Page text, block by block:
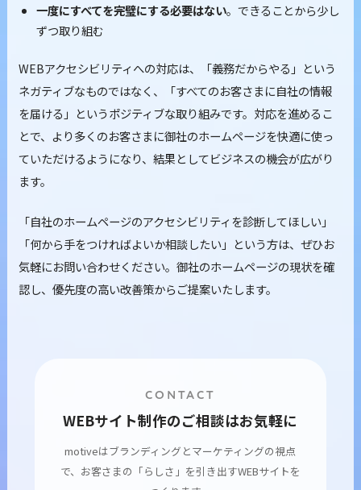
一度にすべてを完璧にする必要はない。できることから少し
ずつ取り組む
WEBアクセシビリティへの対応は、「義務だからやる」という
ネガティブなものではなく、「すべてのお客さまに自社の情報
を届ける」というポジティブな取り組みです。対応を進めるこ
とで、より多くのお客さまに御社のホームページを快適に使っ
ていただけるようになり、結果としてビジネスの機会が広がり
ます。
「自社のホームページのアクセシビリティを診断してほしい」
「何から手をつければよいか相談したい」という方は、ぜひお
気軽にお問い合わせください。御社のホームページの現状を確
認し、優先度の高い改善策からご提案いたします。
CONTACT
WEBサイト制作のご相談はお気軽に
motiveはブランディングとマーケティングの視点
で、お客さまの「らしさ」を引き出すWEBサイトを